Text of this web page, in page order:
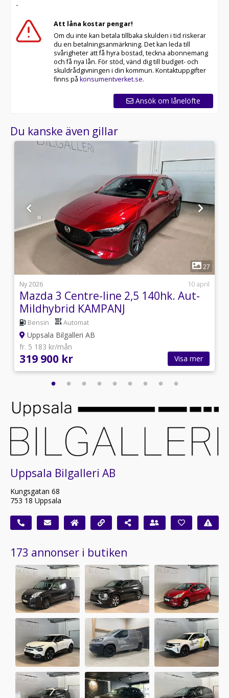
-
Att låna kostar pengar!
Om du inte kan betala tillbaka skulden i tid riskerar
du en betalningsanmärkning. Det kan leda till
svårigheter att få hyra bostad, teckna abonnemang
och få nya lån. För stöd, vänd dig till budget- och
skuldrådgivningen i din kommun. Kontaktuppgifter
finns på konsumentverket.se.
Ansök om lånelöfte
Du kanske även gillar
1
27
Ny 2026
10 april
Mazda 3 Centre-line 2,5 140hk. Aut-
Mildhybrid KAMPANJ
Bensin Automat
Uppsala Bilgalleri AB
fr. 5 183 kr/mån
319 900 kr Visa mer
Uppsala Bilgalleri AB
Kungsgatan 68
753 18 Uppsala
173 annonser i butiken